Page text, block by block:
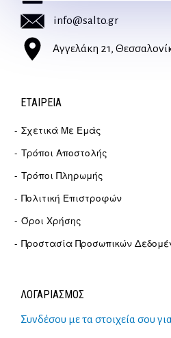
info@salto.gr
Αγγελάκη 21,
ΕΤΑΙΡΕΊΑ
Σχετικά Με Εμάς
Τρόποι Αποστολής
Τρόποι Πληρωμής
Πολιτική Επιστροφών
Όροι Χρήσης
Προστασία Προσωπικών
ΛΟΓΑΡΙΑΣΜΟΣ
Συνδέσου με τα στοιχεία σου